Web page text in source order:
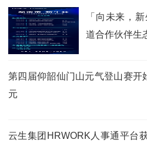
「向未来，
道合作伙伴生
第四届仰韶仙门山元气登山赛开
元
云生集团HRWORK人事通平台